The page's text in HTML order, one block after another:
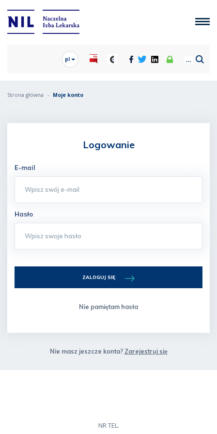
pl
Strona główna Moje konto
Logowanie
E-mail
Hasło
ZALOGUJ SIĘ
Nie pamiętam hasła
Nie masz jeszcze konta? Zarejestruj się
NR TEL.